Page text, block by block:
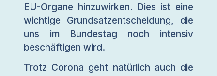
EU-Organe hinzuwirken. Dies ist eine
wichtige Grundsatzentscheidung, die
uns im Bundestag noch intensiv
beschäftigen wird.
Trotz Corona geht natürlich auch die